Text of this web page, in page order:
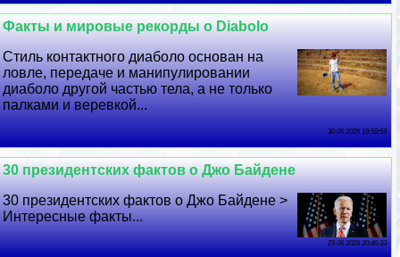
Факты и мировые рекорды о Diabolo
Стиль контактного диаболо основан на
ловле, передаче и манипулировании
диаболо другой частью тела, а не только
палками и веревкой...
30 06 2026 19:50:59
30 президентских фактов о Джо Байдене
30 президентских фактов о Джо Байдене >
Интересные факты...
29 06 2026 20:46:33